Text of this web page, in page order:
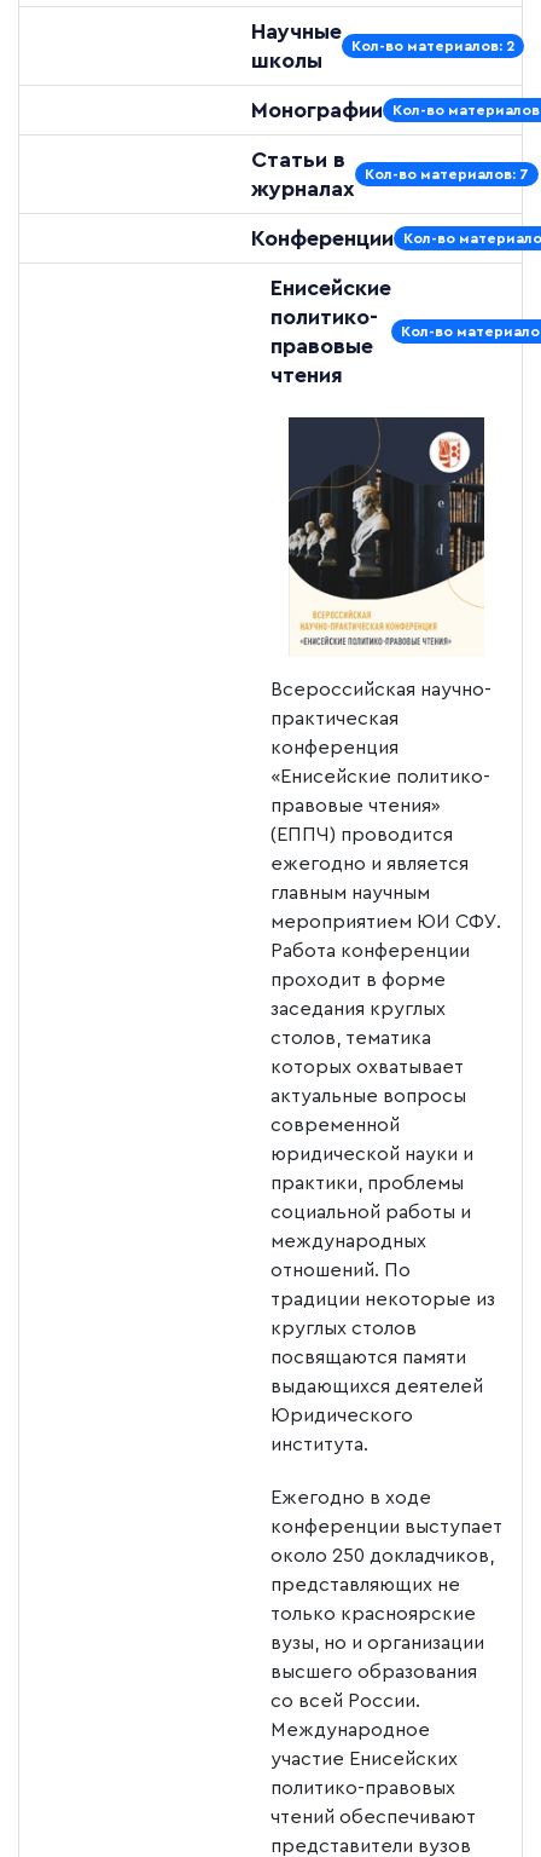
Научные
школы
Кол-во материалов: 2
Монографии Кол-во
Статьи в
журналах
Кол-во материалов: 7
Конференции Кол-во
Енисейские
политико-
правовые
чтения
Кол-во
Всероссийская научно-
практическая
конференция
«Енисейские политико-
правовые чтения»
(ЕППЧ) проводится
ежегодно и является
главным научным
мероприятием ЮИ СФУ.
Работа конференции
проходит в форме
заседания круглых
столов, тематика
которых охватывает
актуальные вопросы
современной
юридической науки и
практики, проблемы
социальной работы и
международных
отношений. По
традиции некоторые из
круглых столов
посвящаются памяти
выдающихся деятелей
Юридического
института.
Ежегодно в ходе
конференции выступает
около 250 докладчиков,
представляющих не
только красноярские
вузы, но и организации
высшего образования
со всей России.
Международное
участие Енисейских
политико-правовых
чтений обеспечивают
представители вузов